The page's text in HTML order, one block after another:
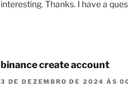
interesting. Thanks. I have a
binance create account
3 DE DEZEMBRO DE 2024 ÀS